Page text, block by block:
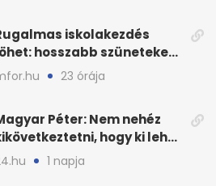
iskolakezdés
hosszabb szüneteket
szeptembertől
23 órája
Péter: Nem nehéz
hogy ki lehet
három jelölt
1 napja